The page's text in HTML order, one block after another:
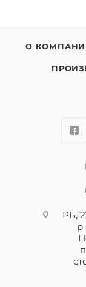
DRX
вкладку
– 25 000
до + 70 °C и
номинального
В серию DRX
О
РБ,